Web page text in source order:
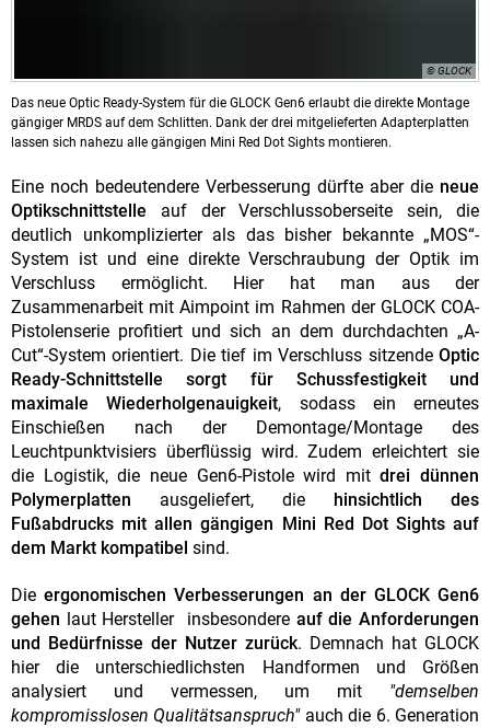
© GLOCK
Das neue Optic Ready-System für die GLOCK Gen6 erlaubt die direkte Montage
gängiger MRDS auf dem Schlitten. Dank der drei mitgelieferten Adapterplatten
lassen sich nahezu alle gängigen Mini Red Dot Sights montieren.
Eine noch bedeutendere Verbesserung dürfte aber die neue
Optikschnittstelle auf der Verschlussoberseite sein, die
deutlich unkomplizierter als das bisher bekannte „MOS“-
System ist und eine direkte Verschraubung der Optik im
Verschluss ermöglicht. Hier hat man aus der
Zusammenarbeit mit Aimpoint im Rahmen der GLOCK COA-
Pistolenserie profitiert und sich an dem durchdachten „A-
Cut“-System orientiert. Die tief im Verschluss sitzende Optic
Ready-Schnittstelle sorgt für Schussfestigkeit und
maximale Wiederholgenauigkeit, sodass ein erneutes
Einschießen nach der Demontage/Montage des
Leuchtpunktvisiers überflüssig wird. Zudem erleichtert sie
die Logistik, die neue Gen6-Pistole wird mitdrei dünnen
Polymerplatten ausgeliefert, die
hinsichtlich des
Fußabdrucks mit allen gängigen Mini Red Dot Sights auf
dem Markt kompatibel sind.
Dieergonomischen Verbesserungen an der GLOCK Gen6
gehen laut Hersteller insbesondere auf die Anforderungen
und Bedürfnisse der Nutzer zurück. Demnach hat GLOCK
hier die unterschiedlichsten Handformen und Größen
analysiert und vermessen, um mit "demselben
kompromisslosen Qualitätsanspruch"auch die 6. Generation